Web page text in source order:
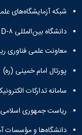
امور
دانشجویی
مدیر
تربیت
بدنی
و
فوق
رئیس
مرکز
مشاوره
سرگرمی
استخر
زمین
چمن
های
ورزشی
تغذیه
سلف
و
مرکز
مشاوره
دانشجویی
شوراها
کارگروه
کمیته
انضباطی
شبکه آزمایشگاه‌های
دانشگاه بین‌المللی D-۸
معاونت علمی فناوری
پورتال امام خمینی (ره)
سامانه تدارکات
ریاست جمهوری اسلامی
دانشگاه‌ها و مؤسسات